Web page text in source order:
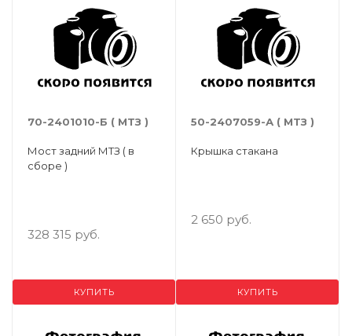
70-2401010-Б ( МТЗ )
Мост задний МТЗ ( в
сборе )
328 315 руб.
КУПИТЬ
50-2407059-А ( МТЗ )
Крышка стакана
2 650 руб.
КУПИТЬ